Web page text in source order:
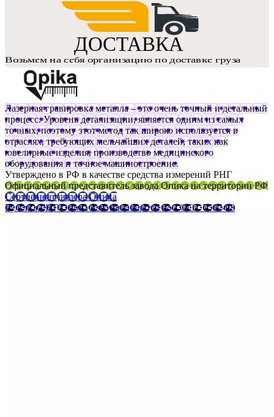
Лазерная гравировка металла – это очень точный и детальный
процесс. Уровень детализации, является одним из самых
точных, поэтому этот метод так широко используется в
отраслях, требующих мельчайших деталей, таких как
ювелирные изделия, производство медицинского
оборудования и точное машиностроение.
Утверждено в РФ в качестве средства измерений РНГ
Официальный представитель завода Опика на территории РФ
Сертификат дилера Опика
Рулетка РНГ Опика изготавливается по ГОСТ 7502-98